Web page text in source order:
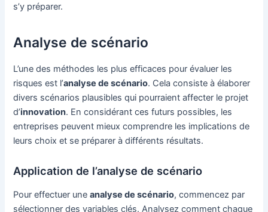
s’y préparer.
Analyse de scénario
L’une des méthodes les plus efficaces pour évaluer les
risques est l’analyse de scénario. Cela consiste à élaborer
divers scénarios plausibles qui pourraient affecter le projet
d’innovation. En considérant ces futurs possibles, les
entreprises peuvent mieux comprendre les implications de
leurs choix et se préparer à différents résultats.
Application de l’analyse de scénario
Pour effectuer uneanalyse de scénario, commencez par
sélectionner des variables clés. Analysez comment chaque